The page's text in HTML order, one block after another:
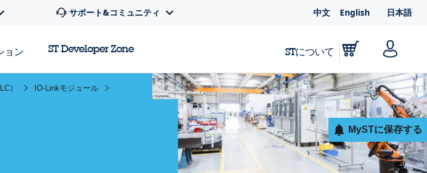
サポート&コミュニティ 中文 English 日本語
ョン ST Developer Zone STについて
） IO-Linkモジュール
MySTに保存する